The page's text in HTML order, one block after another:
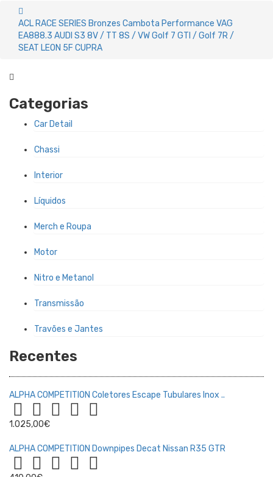
ACL RACE SERIES Bronzes Cambota Performance VAG
EA888.3 AUDI S3 8V / TT 8S / VW Golf 7 GTI / Golf 7R /
SEAT LEON 5F CUPRA
Categorias
Car Detail
Chassi
Interior
Líquidos
Merch e Roupa
Motor
Nitro e Metanol
Transmissão
Travões e Jantes
Recentes
ALPHA COMPETITION Coletores Escape Tubulares Inox ..
1.025,00€
ALPHA COMPETITION Downpipes Decat Nissan R35 GTR